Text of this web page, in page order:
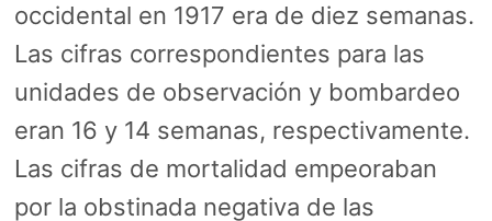
occidental en 1917 era de diez semanas.
Las cifras correspondientes para las
unidades de observación y bombardeo
eran 16 y 14 semanas, respectivamente.
Las cifras de mortalidad empeoraban
por la obstinada negativa de las